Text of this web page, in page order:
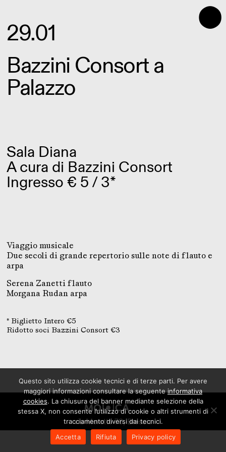
⬤
29.01
Bazzini Consort a
Palazzo
Sala Diana
A cura di Bazzini Consort
Ingresso € 5 / 3*
Viaggio musicale
Due secoli di grande repertorio sulle note di flauto e
arpa
Serena Zanetti flauto
Morgana Rudan arpa
* Biglietto Intero €5
Ridotto soci Bazzini Consort €3
via Moretto 78, Brescia
Questo sito utilizza cookie tecnici e di terze parti. Per avere
maggiori informazioni consultare la seguenteinformativa
cookies. La chiusura del banner mediante selezione della
stessa X, non consente l’utilizzo di cookie o altri strumenti di
tracciamento diversi dai tecnici.
Accetta
Rifiuta Privacy policy